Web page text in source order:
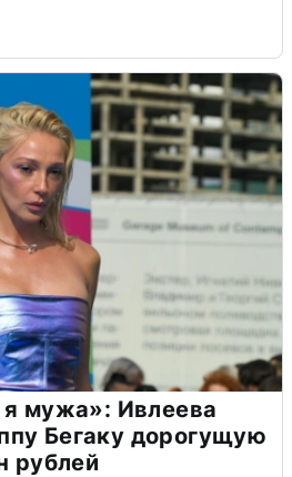
я мужа»: Ивлеева
Бегаку дорогущую
рублей